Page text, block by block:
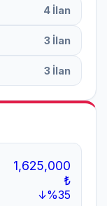
4 İlan
3 İlan
3 İlan
1,625,000
₺
↓%35